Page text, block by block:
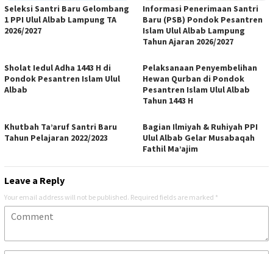
Seleksi Santri Baru Gelombang
1 PPI Ulul Albab Lampung TA
2026/2027
Informasi Penerimaan Santri
Baru (PSB) Pondok Pesantren
Islam Ulul Albab Lampung
Tahun Ajaran 2026/2027
Sholat Iedul Adha 1443 H di
Pondok Pesantren Islam Ulul
Albab
Pelaksanaan Penyembelihan
Hewan Qurban di Pondok
Pesantren Islam Ulul Albab
Tahun 1443 H
Khutbah Ta’aruf Santri Baru
Tahun Pelajaran 2022/2023
Bagian Ilmiyah & Ruhiyah PPI
Ulul Albab Gelar Musabaqah
Fathil Ma’ajim
Leave a Reply
Your email address will not be published. Required fields are marked *